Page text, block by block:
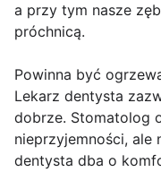
a przy tym nasze
próchnicą.
Powinna być
Lekarz dentysta
dobrze. Stomatolog
nieprzyjemności, ale
dentysta dba o